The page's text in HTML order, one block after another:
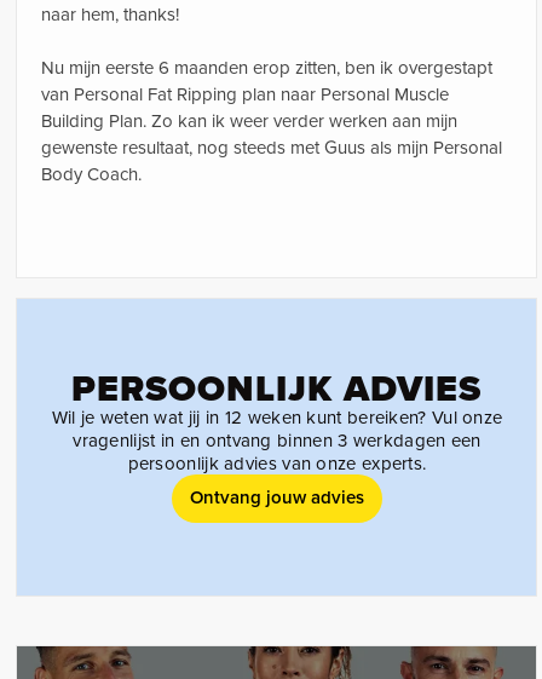
naar hem, thanks!
Nu mijn eerste 6 maanden erop zitten, ben ik overgestapt
van Personal Fat Ripping plan naar Personal Muscle
Building Plan. Zo kan ik weer verder werken aan mijn
gewenste resultaat, nog steeds met Guus als mijn Personal
Body Coach.
PERSOONLIJK ADVIES
Wil je weten wat jij in 12 weken kunt bereiken? Vul onze
vragenlijst in en ontvang binnen 3 werkdagen een
persoonlijk advies van onze experts.
Ontvang jouw advies